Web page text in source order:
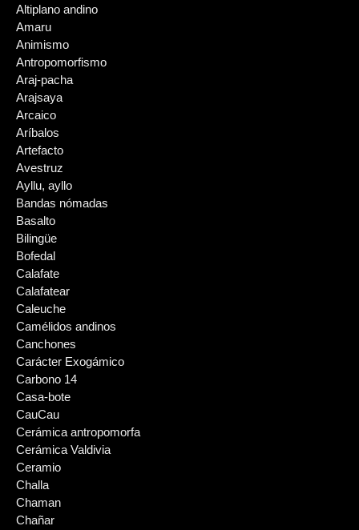
Altiplano andino
Amaru
Animismo
Antropomorfismo
Araj-pacha
Arajsaya
Arcaico
Aríbalos
Artefacto
Avestruz
Ayllu, ayllo
Bandas nómadas
Basalto
Bilingüe
Bofedal
Calafate
Calafatear
Caleuche
Camélidos andinos
Canchones
Carácter Exogámico
Carbono 14
Casa-bote
CauCau
Cerámica antropomorfa
Cerámica Valdivia
Ceramio
Challa
Chaman
Chañar